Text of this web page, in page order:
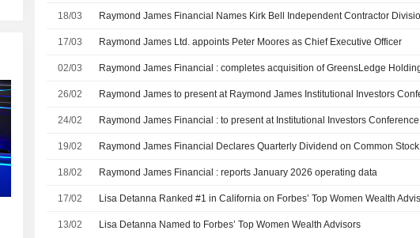
18/03
17/03 Raymond James Ltd. appoints Peter Moores as Chief Executive Officer
02/03
26/02
24/02 Raymond James Financial : to present at Institutional Investors Conference
19/02 Raymond James Financial Declares Quarterly Dividend on Common Stock
18/02 Raymond James Financial : reports January 2026 operating data
17/02
13/02 Lisa Detanna Named to Forbes’ Top Women Wealth Advisors